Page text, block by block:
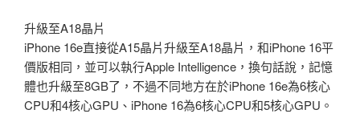
升級至A18晶片
iPhone 16e直接從A15晶片升級至A18晶片，和iPhone 16平
價版相同，並可以執行Apple Intelligence，換句話說，記憶
體也升級至8GB了，不過不同地方在於iPhone 16e為6核心
CPU和4核心GPU、iPhone 16為6核心CPU和5核心GPU。